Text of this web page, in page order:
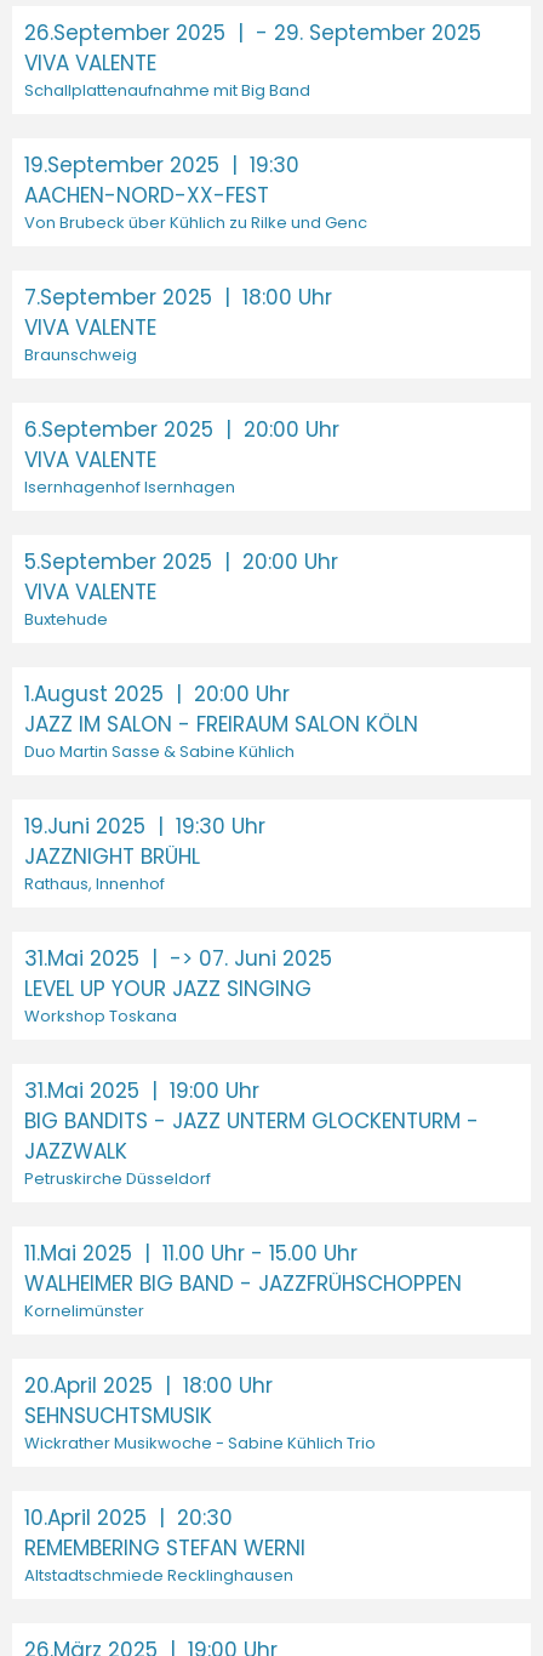
26.September 2025 | - 29. September 2025
VIVA VALENTE
Schallplattenaufnahme mit Big Band
19.September 2025 | 19:30
AACHEN-NORD-XX-FEST
Von Brubeck über Kühlich zu Rilke und Genc
7.September 2025 | 18:00 Uhr
VIVA VALENTE
Braunschweig
6.September 2025 | 20:00 Uhr
VIVA VALENTE
Isernhagenhof Isernhagen
5.September 2025 | 20:00 Uhr
VIVA VALENTE
Buxtehude
1.August 2025 | 20:00 Uhr
JAZZ IM SALON - FREIRAUM SALON KÖLN
Duo Martin Sasse & Sabine Kühlich
19.Juni 2025 | 19:30 Uhr
JAZZNIGHT BRÜHL
Rathaus, Innenhof
31.Mai 2025 | -> 07. Juni 2025
LEVEL UP YOUR JAZZ SINGING
Workshop Toskana
31.Mai 2025 | 19:00 Uhr
BIG BANDITS - JAZZ UNTERM GLOCKENTURM -
JAZZWALK
Petruskirche Düsseldorf
11.Mai 2025 | 11.00 Uhr - 15.00 Uhr
WALHEIMER BIG BAND - JAZZFRÜHSCHOPPEN
Kornelimünster
20.April 2025 | 18:00 Uhr
SEHNSUCHTSMUSIK
Wickrather Musikwoche - Sabine Kühlich Trio
10.April 2025 | 20:30
REMEMBERING STEFAN WERNI
Altstadtschmiede Recklinghausen
26.März 2025 | 19:00 Uhr